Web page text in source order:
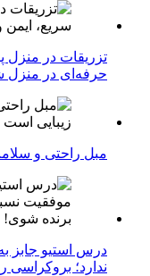
تزریقات در منزل
حرفه‌ای در منزل
مبل راحتی و
درس استیو جابز
ندارد؛ بروکراسی